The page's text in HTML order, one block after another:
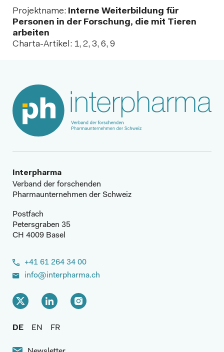
Projektname: Interne Weiterbildung für
Personen in der Forschung, die mit Tieren
arbeiten
Charta-Artikel: 1, 2, 3, 6, 9
Interpharma
Verband der forschenden
Pharmaunternehmen der Schweiz
Postfach
Petersgraben 35
CH 4009 Basel
+41 61 264 34 00
info@interpharma.ch
DE EN FR